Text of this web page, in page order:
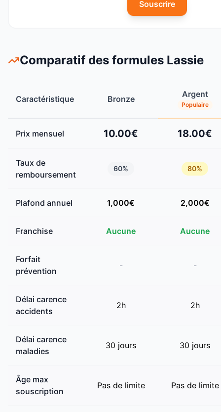
Souscrire
Comparatif des formules Lassie
Caractéristique Bronze Argent
Populaire
Prix mensuel 10.00€ 18.00€
Taux de
remboursement
60% 80%
Plafond annuel 1,000€ 2,000€
Franchise Aucune Aucune
Forfait
prévention
- -
Délai carence
accidents
2h 2h
Délai carence
maladies
30 jours 30 jours
Âge max
souscription
Pas de limite Pas de limite